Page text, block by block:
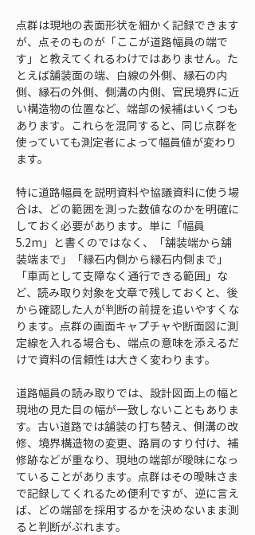
点群は現地の表面形状を細かく記録できます
が、点そのものが「ここが道路幅員の端で
す」と教えてくれるわけではありません。た
とえば舗装面の端、白線の外側、縁石の内
側、縁石の外側、側溝の内側、官民境界に近
い構造物の位置など、端部の候補はいくつも
あります。これらを混同すると、同じ点群を
使っていても測定者によって幅員値が変わり
ます。
特に道路幅員を説明資料や協議資料に使う場
合は、どの範囲を測った数値なのかを明確に
しておく必要があります。単に「幅員
5.2m」と書くのではなく、「舗装端から舗
装端まで」「縁石内側から縁石内側まで」
「車両として支障なく通行できる範囲」な
ど、読み取り対象を文章で残しておくと、後
から確認した人が判断の前提を追いやすくな
ります。点群の画面キャプチャや断面図に測
定線を入れる場合も、端点の意味を添えるだ
けで資料の信頼性は大きく変わります。
道路幅員の読み取りでは、設計図面上の幅と
現地の見た目の幅が一致しないこともありま
す。古い道路では舗装の打ち替え、側溝の改
修、境界構造物の変更、路肩のすり付け、補
修跡などが重なり、現地の端部が曖昧になっ
ていることがあります。点群はその曖昧さま
で記録してくれるため便利ですが、逆に言え
ば、どの端部を採用するかを決めないまま測
ると判断がぶれます。